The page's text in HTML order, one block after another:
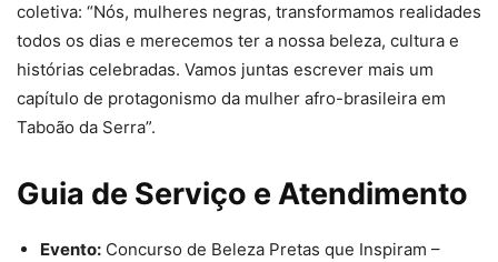
coletiva: “Nós, mulheres negras, transformamos realidades
todos os dias e merecemos ter a nossa beleza, cultura e
histórias celebradas. Vamos juntas escrever mais um
capítulo de protagonismo da mulher afro-brasileira em
Taboão da Serra”.
Guia de Serviço e Atendimento
Evento: Concurso de Beleza Pretas que Inspiram –